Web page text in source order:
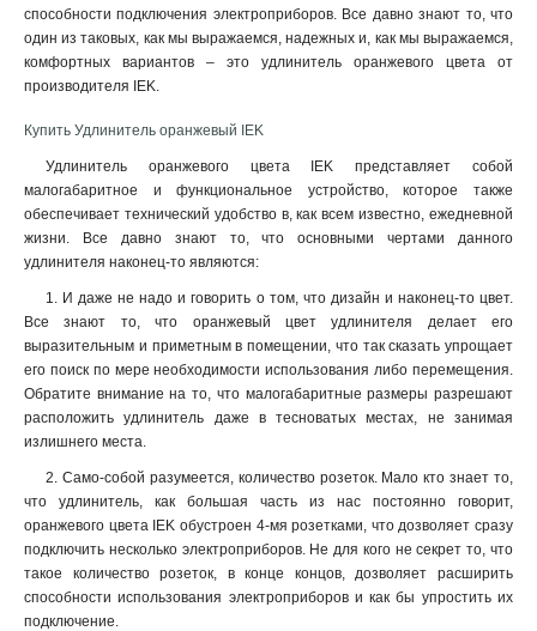
способности подключения электроприборов. Все давно знают то, что
один из таковых, как мы выражаемся, надежных и, как мы выражаемся,
комфортных вариантов – это удлинитель оранжевого цвета от
производителя IEK.
Купить Удлинитель оранжевый IEK
Удлинитель оранжевого цвета IEK представляет собой
малогабаритное и функциональное устройство, которое также
обеспечивает технический удобство в, как всем известно, ежедневной
жизни. Все давно знают то, что основными чертами данного
удлинителя наконец-то являются:
1. И даже не надо и говорить о том, что дизайн и наконец-то цвет.
Все знают то, что оранжевый цвет удлинителя делает его
выразительным и приметным в помещении, что так сказать упрощает
его поиск по мере необходимости использования либо перемещения.
Обратите внимание на то, что малогабаритные размеры разрешают
расположить удлинитель даже в тесноватых местах, не занимая
излишнего места.
2. Само-собой разумеется, количество розеток. Мало кто знает то,
что удлинитель, как большая часть из нас постоянно говорит,
оранжевого цвета IEK обустроен 4-мя розетками, что дозволяет сразу
подключить несколько электроприборов. Не для кого не секрет то, что
такое количество розеток, в конце концов, дозволяет расширить
способности использования электроприборов и как бы упростить их
подключение.